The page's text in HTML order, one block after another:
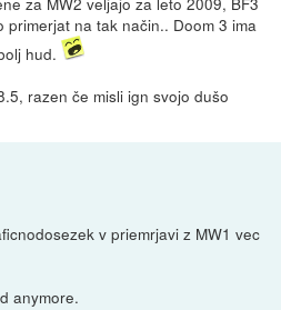
na tak način.. Doom 3 ima
hud.
razen če misli ign svojo dušo
v priemrjavi z MW1 vec
anymore.